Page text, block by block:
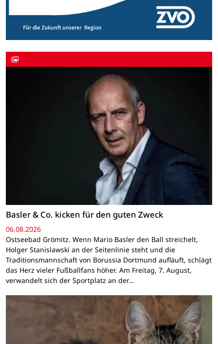
Basler & Co. kicken für den guten Zweck
06.08.2026
Ostseebad Grömitz. Wenn Mario Basler den Ball streichelt,
Holger Stanislawski an der Seitenlinie steht und die
Traditionsmannschaft von Borussia Dortmund aufläuft, schlägt
das Herz vieler Fußballfans höher. Am Freitag, 7. August,
verwandelt sich der Sportplatz an der…